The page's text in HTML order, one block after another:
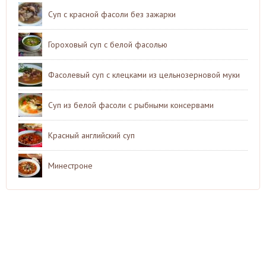
Суп с красной фасоли без зажарки
Гороховый суп с белой фасолью
Фасолевый суп с клецками из цельнозерновой муки
Суп из белой фасоли с рыбными консервами
Красный английский суп
Минестроне